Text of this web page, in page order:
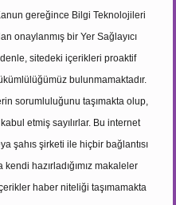
gereğince Bilgi Teknolojileri
onaylanmış bir Yer Sağlayıcı
sitedeki içerikleri proaktif
bulunmamaktadır.
sorumluluğunu taşımakta olup,
etmiş sayılırlar. Bu internet
şahıs şirketi ile hiçbir bağlantısı
hazırladığımız makaleler
haber niteliği taşımamakta